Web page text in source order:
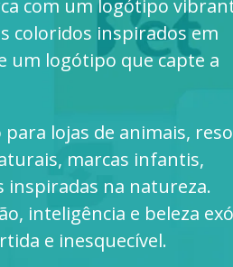
com um logótipo
coloridos inspirados em
um logótipo que capte a
lojas de animais,
marcas infantis,
na natureza.
inteligência e beleza
e inesquecível.